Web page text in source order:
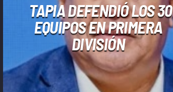
TAPIA DEFENDIÓ LOS 30
EQUIPOS EN PRIMERA
DIVISIÓN